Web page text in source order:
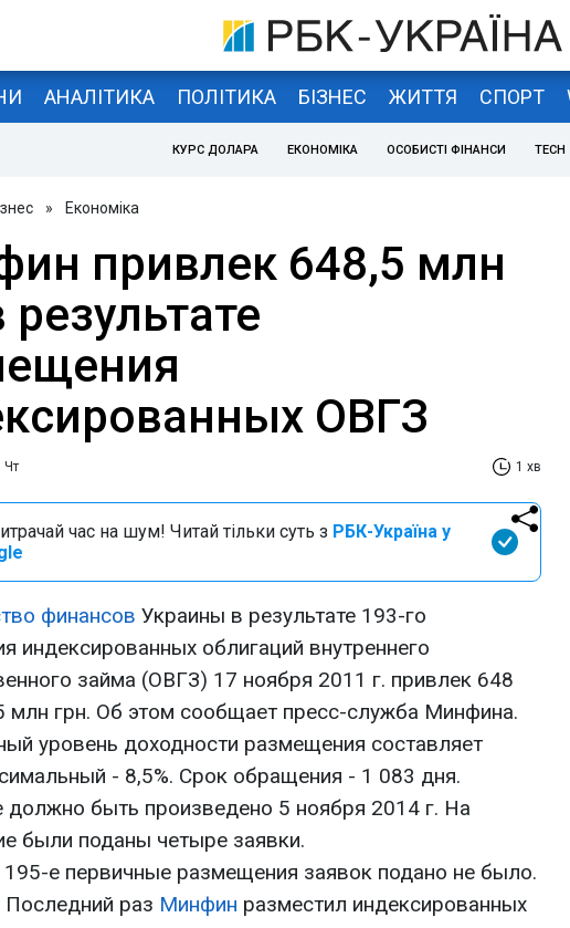
АНАЛІТИКА ПОЛІТИКА БІЗНЕС ЖИТТЯ СПОРТ
КУРС ДОЛАРА ЕКОНОМІКА ОСОБИСТІ ФІНАНСИ TECH
» Економіка
привлек 648,5 млн
результате
ОВГЗ
Чт 1 хв
час на шум! Читай тільки суть з РБК-Україна у
финансов Украины в результате 193-го
индексированных облигаций внутреннего
займа (ОВГЗ) 17 ноября 2011 г. привлек 648
млн грн. Об этом сообщает пресс-служба Минфина.
уровень доходности размещения составляет
- 8,5%. Срок обращения - 1 083 дня.
должно быть произведено 5 ноября 2014 г. На
были поданы четыре заявки.
е первичные размещения заявок подано не было.
раз Минфин разместил индексированных